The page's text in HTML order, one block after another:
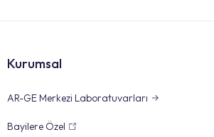
Kurumsal
AR-GE Merkezi Laboratuvarları
Bayilere Özel